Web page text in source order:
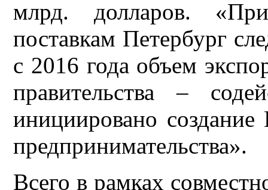
млрд. долларов.
поставкам Петербург
с 2016 года объем
правительства –
инициировано
предпринимательства».
Всего в рамках